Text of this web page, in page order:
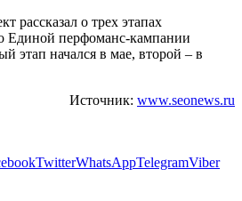
рассказал о трех этапах
Единой перфоманс-кампании
этап начался в мае, второй – в
Источник: www.seonews.ru
TwitterWhatsAppTelegramViber